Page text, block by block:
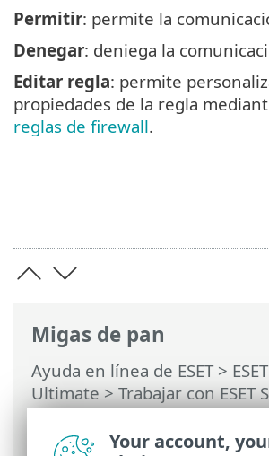
Migas de pan
Ayuda en línea de ESET>
Ultimate>Trabajar con ESET
Ultimate>Configuración>
la red> Ventanas de diálogo:
Permitir: permite la
Denegar: deniega la
Editar regla: permite
propiedades de la regla
reglas de firewall.
Your account,